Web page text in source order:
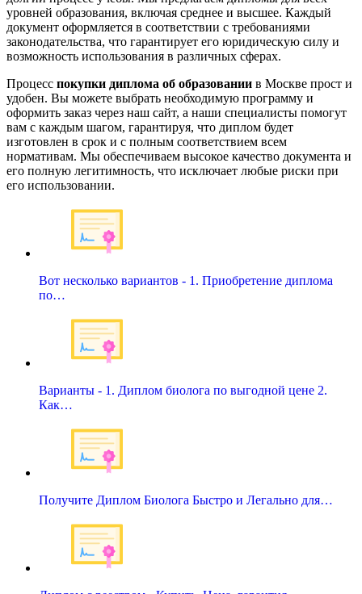
уровней образования, включая среднее и высшее. Каждый
документ оформляется в соответствии с требованиями
законодательства, что гарантирует его юридическую силу и
возможность использования в различных сферах.
Процесс покупки диплома об образовании в Москве прост и
удобен. Вы можете выбрать необходимую программу и
оформить заказ через наш сайт, а наши специалисты помогут
вам с каждым шагом, гарантируя, что диплом будет
изготовлен в срок и с полным соответствием всем
нормативам. Мы обеспечиваем высокое качество документа и
его полную легитимность, что исключает любые риски при
его использовании.
Вот несколько вариантов - 1. Приобретение диплома
по…
Варианты - 1. Диплом биолога по выгодной цене 2.
Как…
Получите Диплом Биолога Быстро и Легально для…